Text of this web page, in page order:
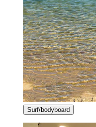
Surf/bodyboard